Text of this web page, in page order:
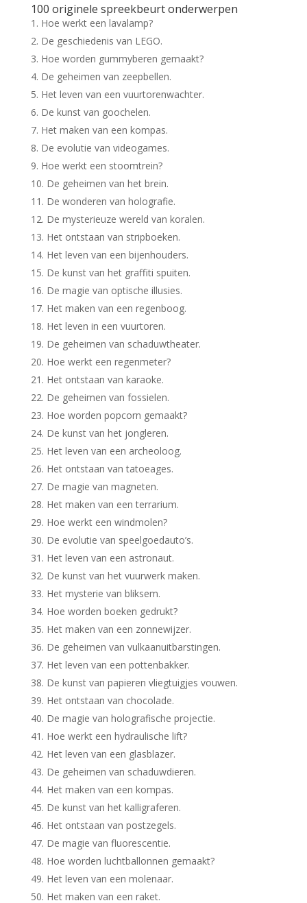
100 originele spreekbeurt onderwerpen
Hoe werkt een lavalamp?
De geschiedenis van LEGO.
Hoe worden gummyberen gemaakt?
De geheimen van zeepbellen.
Het leven van een vuurtorenwachter.
De kunst van goochelen.
Het maken van een kompas.
De evolutie van videogames.
Hoe werkt een stoomtrein?
De geheimen van het brein.
De wonderen van holografie.
De mysterieuze wereld van koralen.
Het ontstaan van stripboeken.
Het leven van een bijenhouders.
De kunst van het graffiti spuiten.
De magie van optische illusies.
Het maken van een regenboog.
Het leven in een vuurtoren.
De geheimen van schaduwtheater.
Hoe werkt een regenmeter?
Het ontstaan van karaoke.
De geheimen van fossielen.
Hoe worden popcorn gemaakt?
De kunst van het jongleren.
Het leven van een archeoloog.
Het ontstaan van tatoeages.
De magie van magneten.
Het maken van een terrarium.
Hoe werkt een windmolen?
De evolutie van speelgoedauto’s.
Het leven van een astronaut.
De kunst van het vuurwerk maken.
Het mysterie van bliksem.
Hoe worden boeken gedrukt?
Het maken van een zonnewijzer.
De geheimen van vulkaanuitbarstingen.
Het leven van een pottenbakker.
De kunst van papieren vliegtuigjes vouwen.
Het ontstaan van chocolade.
De magie van holografische projectie.
Hoe werkt een hydraulische lift?
Het leven van een glasblazer.
De geheimen van schaduwdieren.
Het maken van een kompas.
De kunst van het kalligraferen.
Het ontstaan van postzegels.
De magie van fluorescentie.
Hoe worden luchtballonnen gemaakt?
Het leven van een molenaar.
Het maken van een raket.